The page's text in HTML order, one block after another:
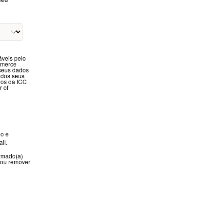
pelo
dados
seus
da ICC
of
e
remover